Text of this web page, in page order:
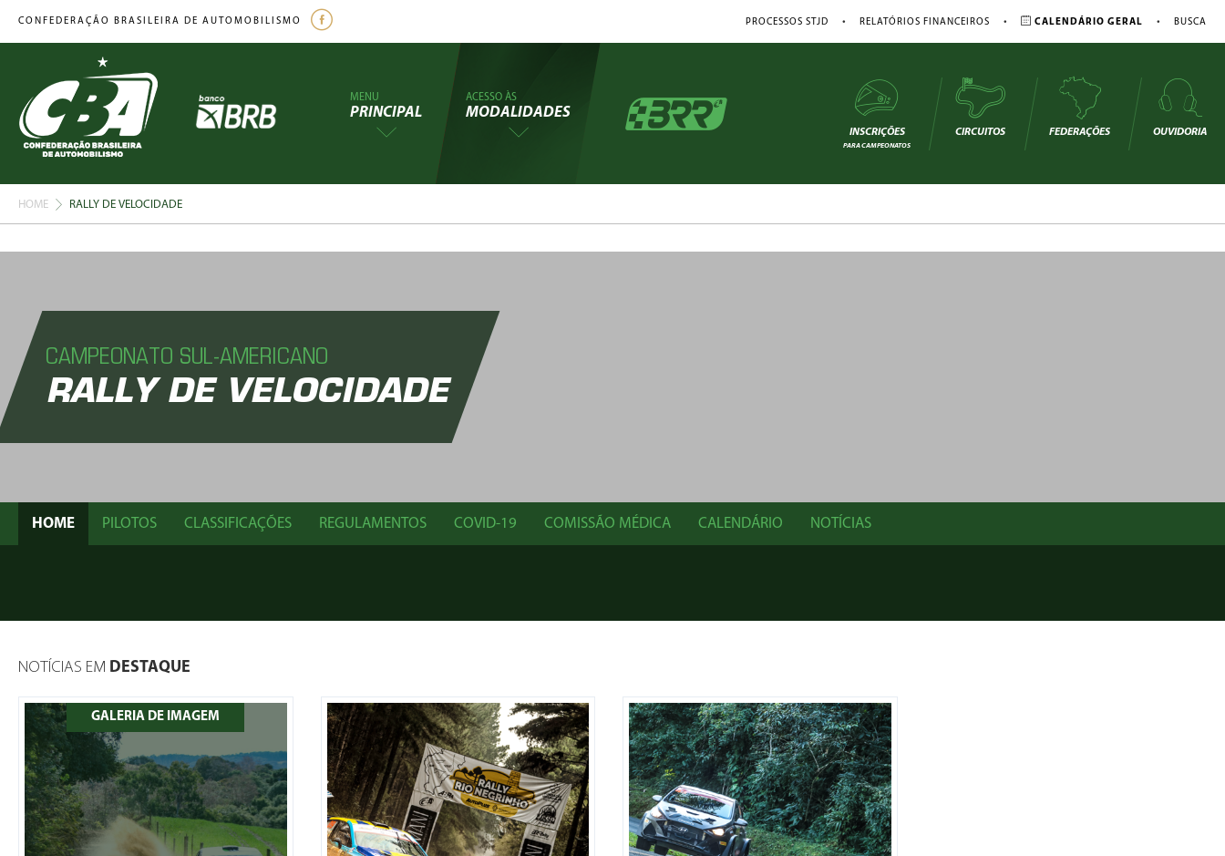
CONFEDERAÇÃO BRASILEIRA DE AUTOMOBILISMO PROCESSOS STJD • RELATÓRIOS FINANCEIROS • CALENDÁRIO GERAL • BUSCA
MENU
PRINCIPAL
ACESSO ÀS
MODALIDADES
INSCRIÇÕES
PARA CAMPEONATOS
CIRCUITOS FEDERAÇÕES OUVIDORIA
HOME RALLY DE VELOCIDADE
CAMPEONATO SUL-AMERICANO
RALLY DE VELOCIDADE
HOME PILOTOS CLASSIFICAÇÕES REGULAMENTOS COVID-19 COMISSÃO MÉDICA CALENDÁRIO NOTÍCIAS
NOTÍCIAS EM DESTAQUE
GALERIA DE IMAGEM